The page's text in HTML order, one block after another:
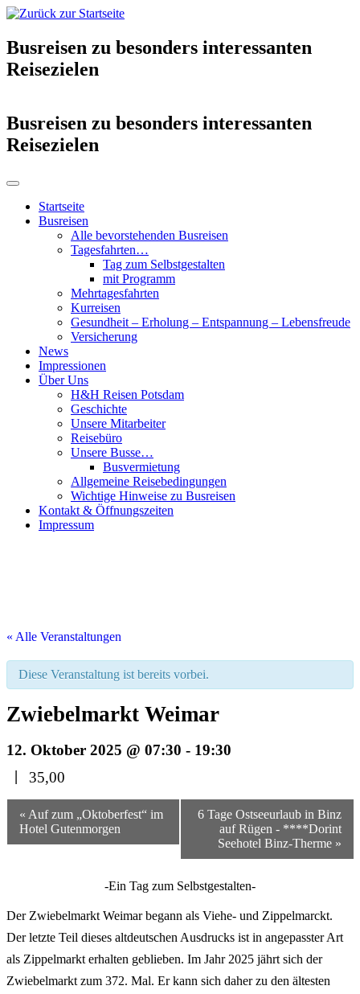
Busreisen zu besonders interessanten
Reisezielen
Busreisen zu besonders interessanten
Reisezielen
Startseite
Busreisen
Alle bevorstehenden Busreisen
Tagesfahrten…
Tag zum Selbstgestalten
mit Programm
Mehrtagesfahrten
Kurreisen
Gesundheit – Erholung – Entspannung – Lebensfreude
Versicherung
News
Impressionen
Über Uns
H&H Reisen Potsdam
Geschichte
Unsere Mitarbeiter
Reisebüro
Unsere Busse…
Busvermietung
Allgemeine Reisebedingungen
Wichtige Hinweise zu Busreisen
Kontakt & Öffnungszeiten
Impressum
« Alle Veranstaltungen
Diese Veranstaltung ist bereits vorbei.
Zwiebelmarkt Weimar
12. Oktober 2025 @ 07:30 - 19:30
|
35,00
Veranstaltungsnavigation
« Auf zum „Oktoberfest“ im
Hotel Gutenmorgen
6 Tage Ostseeurlaub in Binz
auf Rügen - ****Dorint
Seehotel Binz-Therme »
-Ein Tag zum Selbstgestalten-
Der Zwiebelmarkt Weimar begann als Viehe- und Zippelmarckt.
Der letzte Teil dieses altdeutschen Ausdrucks ist in angepasster Art
als Zippelmarkt erhalten geblieben. Im Jahr 2025 jährt sich der
Zwiebelmarkt zum 372. Mal. Er kann sich daher zu den ältesten